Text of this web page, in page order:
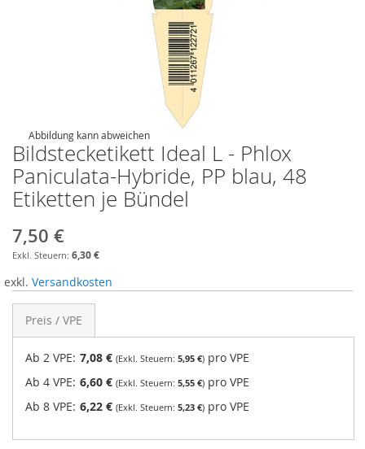
Abbildung kann abweichen
Bildstecketikett Ideal L - Phlox
Paniculata-Hybride, PP blau, 48
Etiketten je Bündel
7,50 €
6,30 €
exkl. Versandkosten
Preis / VPE
Ab 2 VPE: 7,08 € 5,95 € pro VPE
Ab 4 VPE: 6,60 € 5,55 € pro VPE
Ab 8 VPE: 6,22 € 5,23 € pro VPE